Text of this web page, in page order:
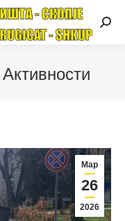
Активности
Мар
26
2026